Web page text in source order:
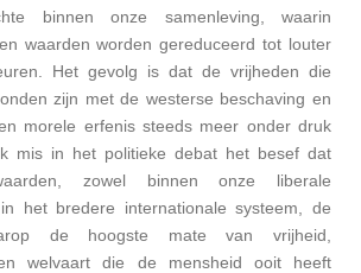
binnen onze samenleving, waarin
waarden worden gereduceerd tot louter
Het gevolg is dat de vrijheden die
zijn met de westerse beschaving en
morele erfenis steeds meer onder druk
mis in het politieke debat het besef dat
zowel binnen onze liberale
het bredere internationale systeem, de
de hoogste mate van vrijheid,
welvaart die de mensheid ooit heeft